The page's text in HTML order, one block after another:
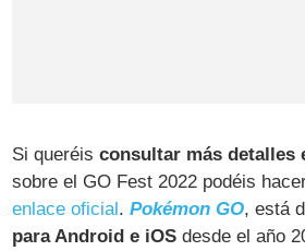
Si queréisconsultar más detalles
sobre el GO Fest 2022 podéis
enlace oficial.Pokémon GO, está
para Android e iOS desde el año